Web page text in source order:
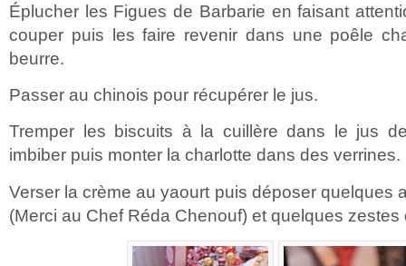
Éplucher les Figues de Barbarie en faisant
couper puis les faire revenir dans une poêle
beurre.
Passer au chinois pour récupérer le jus.
Tremper les biscuits à la cuillère dans le jus
imbiber puis monter la charlotte dans des verrines.
Verser la crème au yaourt puis déposer quelques
(Merci au Chef Réda Chenouf) et quelques zestes